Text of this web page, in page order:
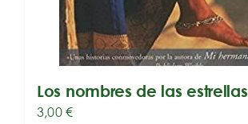
Los nombres de las estrellas
3,00€